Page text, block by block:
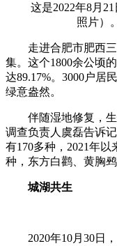
这是2022年8月21
照片）
走进合肥市肥西三
集。这个1800余公顷
达89.17%。3000户居
绿意盎然。
伴随湿地修复，生
调查负责人虞磊告诉
有170多种，2021年
种，东方白鹳、黄胸鹀
城湖共生
2020年10月30日，